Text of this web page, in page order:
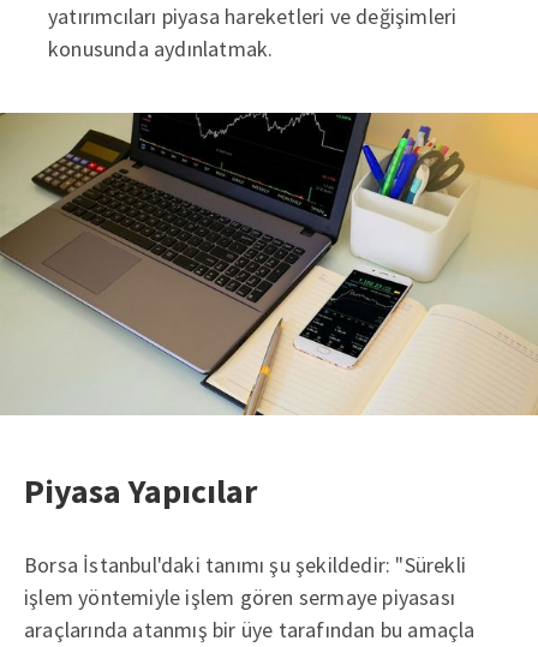
yatırımcıları piyasa hareketleri ve değişimleri
konusunda aydınlatmak.
Piyasa Yapıcılar
Borsa İstanbul'daki tanımı şu şekildedir: "Sürekli
işlem yöntemiyle işlem gören sermaye piyasası
araçlarında atanmış bir üye tarafından bu amaçla